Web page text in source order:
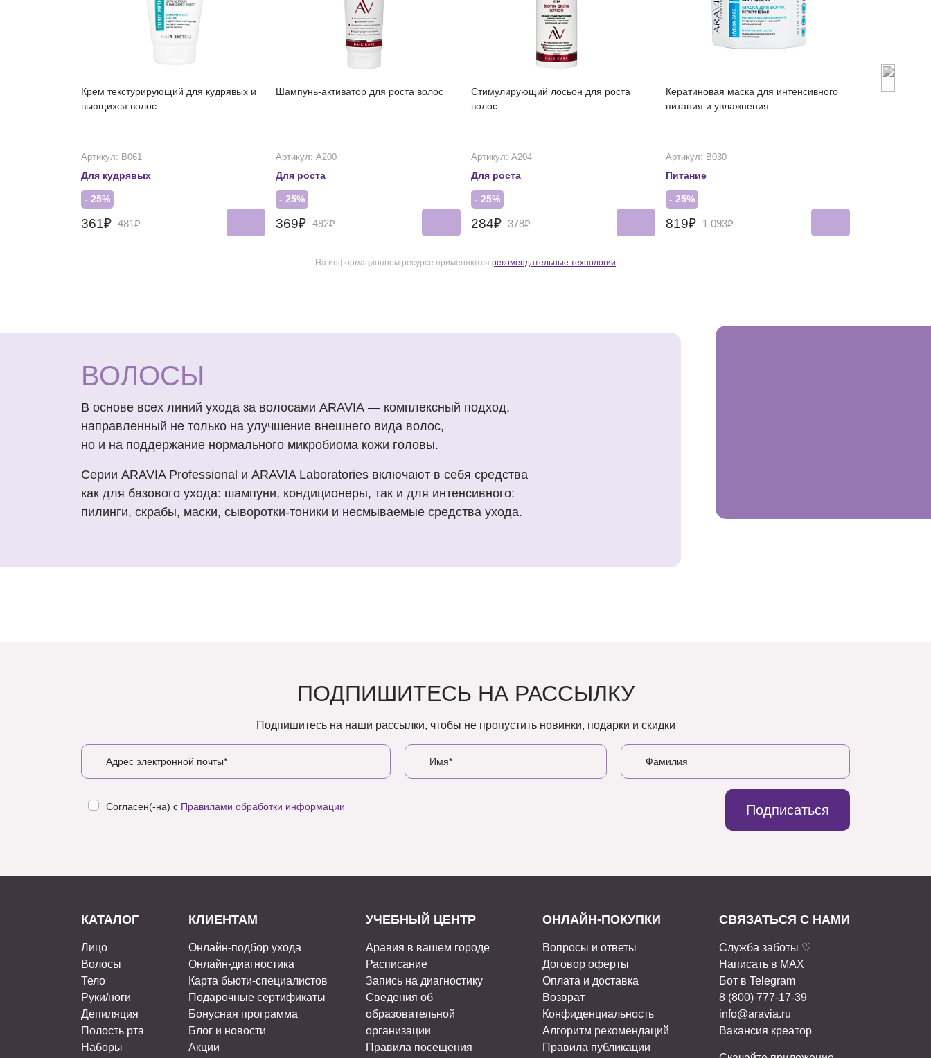
Крем текстурирующий для кудрявых и
вьющихся волос
Артикул: В061
Для кудрявых
- 25%
361₽ 481₽
Шампунь-активатор для роста волос
Артикул: А200
Для роста
- 25%
369₽ 492₽
Стимулирующий лосьон для роста
волос
Артикул: А204
Для роста
- 25%
284₽ 378₽
Кератиновая маска для интенсивного
питания и увлажнения
Артикул: В030
Питание
- 25%
819₽ 1 093₽
Шампунь-
На информационном ресурсе применяются рекомендательные технологии
ВОЛОСЫ
В основе всех линий ухода за волосами ARAVIA — комплексный подход,
направленный не только на улучшение внешнего вида волос,
но и на поддержание нормального микробиома кожи головы.
Серии ARAVIA Professional и ARAVIA Laboratories включают в себя средства
как для базового ухода: шампуни, кондиционеры, так и для интенсивного:
пилинги, скрабы, маски, сыворотки-тоники и несмываемые средства ухода.
ПОДПИШИТЕСЬ НА РАССЫЛКУ
Подпишитесь на наши рассылки, чтобы не пропустить новинки, подарки и скидки
Согласен(-на) с Правилами обработки информации Подписаться
КАТАЛОГ
Лицо
Волосы
Тело
Руки/ноги
Депиляция
Полость рта
Наборы
КЛИЕНТАМ
Онлайн-подбор ухода
Онлайн-диагностика
Карта бьюти-специалистов
Подарочные сертификаты
Бонусная программа
Блог и новости
Акции
УЧЕБНЫЙ ЦЕНТР
Аравия в вашем городе
Расписание
Запись на диагностику
Сведения об
образовательной
организации
Правила посещения
ОНЛАЙН-ПОКУПКИ
Вопросы и ответы
Договор оферты
Оплата и доставка
Возврат
Конфиденциальность
Алгоритм рекомендаций
Правила публикации
СВЯЗАТЬСЯ С НАМИ
Служба заботы ♡
Написать в MAX
Бот в Telegram
8 (800) 777-17-39
info@aravia.ru
Вакансия креатор